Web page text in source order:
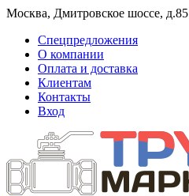
Москва, Дмитровское шоссе, д.85
Спецпредложения
О компании
Оплата и доставка
Клиентам
Контакты
Вход